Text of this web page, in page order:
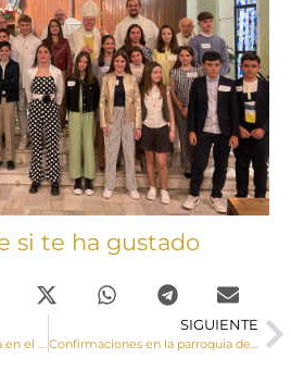
si te ha gustado
Monseñor Yanguas participa en el Encuentro de niños que hacen este año la Primera Comunión
SIGUIENTE
Confirmaciones en la parroquia de San Víctor y Santa Corona de Tarancón